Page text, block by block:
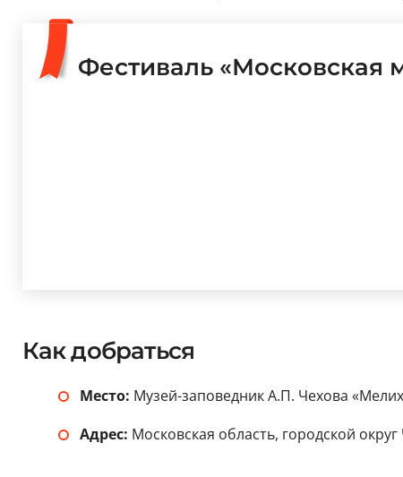
Фестиваль «Московская